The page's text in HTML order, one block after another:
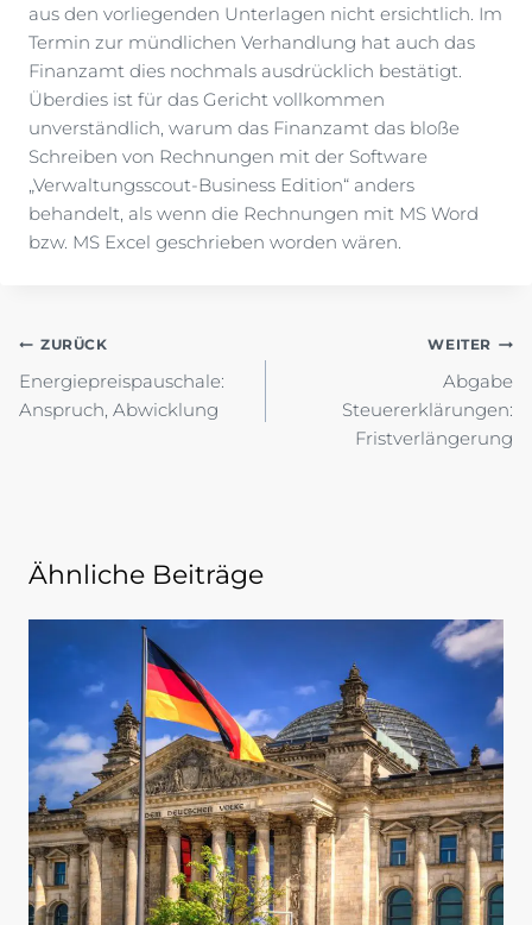
aus den vorliegenden Unterlagen nicht ersichtlich. Im
Termin zur mündlichen Verhandlung hat auch das
Finanzamt dies nochmals ausdrücklich bestätigt.
Überdies ist für das Gericht vollkommen
unverständlich, warum das Finanzamt das bloße
Schreiben von Rechnungen mit der Software
„Verwaltungsscout-Business Edition“ anders
behandelt, als wenn die Rechnungen mit MS Word
bzw. MS Excel geschrieben worden wären.
Beitragsnavigation
ZURÜCK
Energiepreispauschale:
Anspruch, Abwicklung
WEITER
Abgabe
Steuererklärungen:
Fristverlängerung
Ähnliche Beiträge